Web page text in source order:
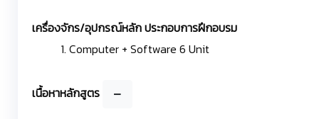
เครื่องจักร/อุปกรณ์หลัก ประกอบการฝึกอบรม
1. Computer + Software 6 Unit
เนื้อหาหลักสูตร